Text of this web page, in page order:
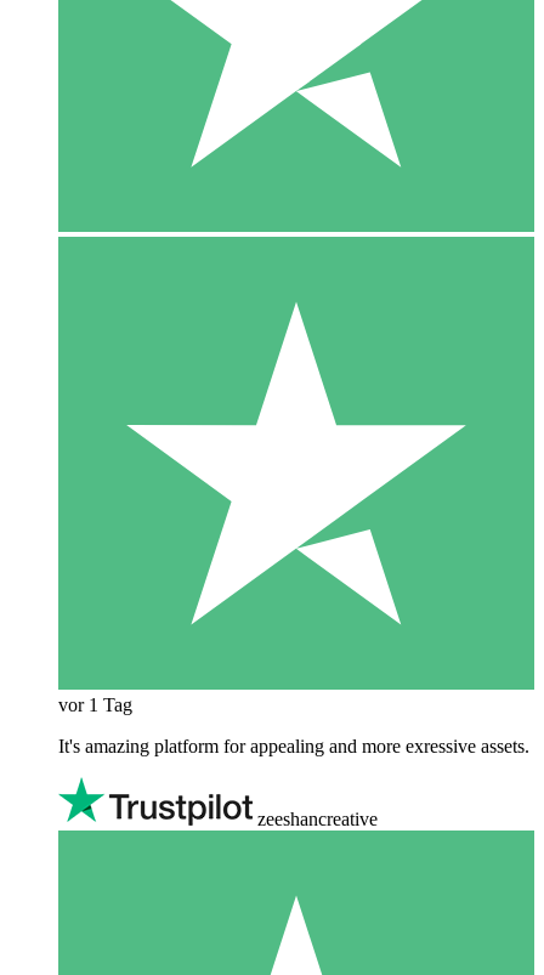
vor 1 Tag
It's amazing platform for appealing and more exressive assets.
zeeshancreative